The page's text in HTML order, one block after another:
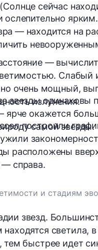
сейчас
ослепительно
— находится на
—
. Слабый
очень мощный,
излучения.
звезды одинаковы
ярче окажется
самой звезды.
построили
расположены
— справа.
и стадиям
звезд.
светила,
быстрее идет